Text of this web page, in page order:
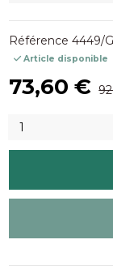
Référence 4449/
Article disponible
73,60 €